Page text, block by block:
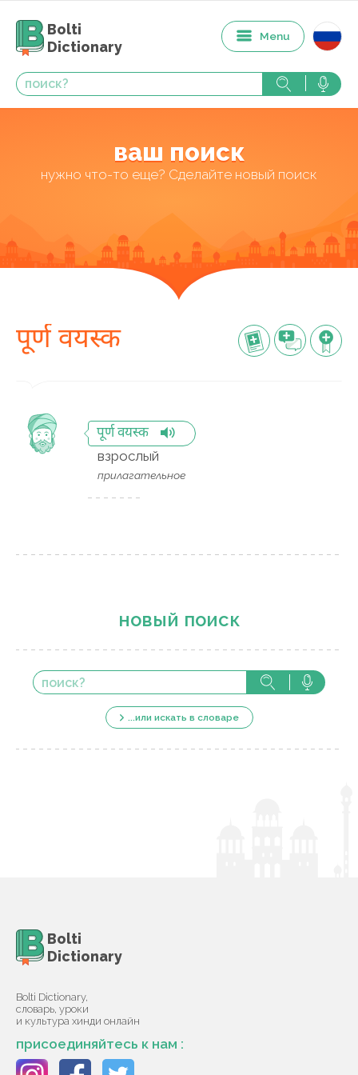
Bolti
Dictionary
Menu
ваш поиск
нужно что-то еще? Сделайте новый поиск
पूर्ण वयस्क
पूर्ण वयस्क
взрослый
прилагательное
новый поиск
...или искать в словаре
Bolti
Dictionary
Bolti Dictionary,
словарь, уроки
и культура хинди онлайн
присоединяйтесь к нам :